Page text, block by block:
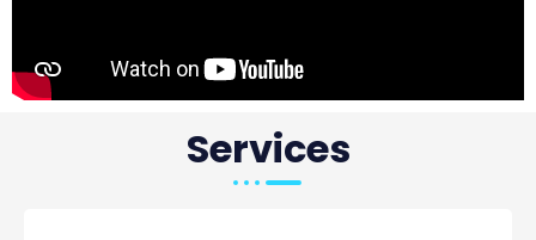
Services